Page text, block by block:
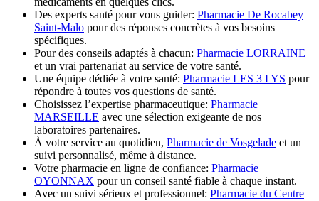
Des experts santé pour vous guider: Pharmacie De Rocabey
Saint-Malo pour des réponses concrètes à vos besoins
spécifiques.
Pour des conseils adaptés à chacun: Pharmacie LORRAINE
et un vrai partenariat au service de votre santé.
Une équipe dédiée à votre santé: Pharmacie LES 3 LYS pour
répondre à toutes vos questions de santé.
Choisissez l’expertise pharmaceutique: Pharmacie
MARSEILLE avec une sélection exigeante de nos
laboratoires partenaires.
À votre service au quotidien, Pharmacie de Vosgelade et un
suivi personnalisé, même à distance.
Votre pharmacie en ligne de confiance: Pharmacie
OYONNAX pour un conseil santé fiable à chaque instant.
Avec un suivi sérieux et professionnel: Pharmacie du Centre